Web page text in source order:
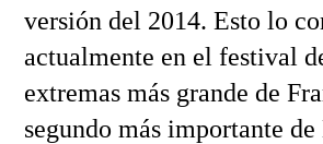
versión del 2014. Esto lo
actualmente en el festival
extremas más grande de
segundo más importante de